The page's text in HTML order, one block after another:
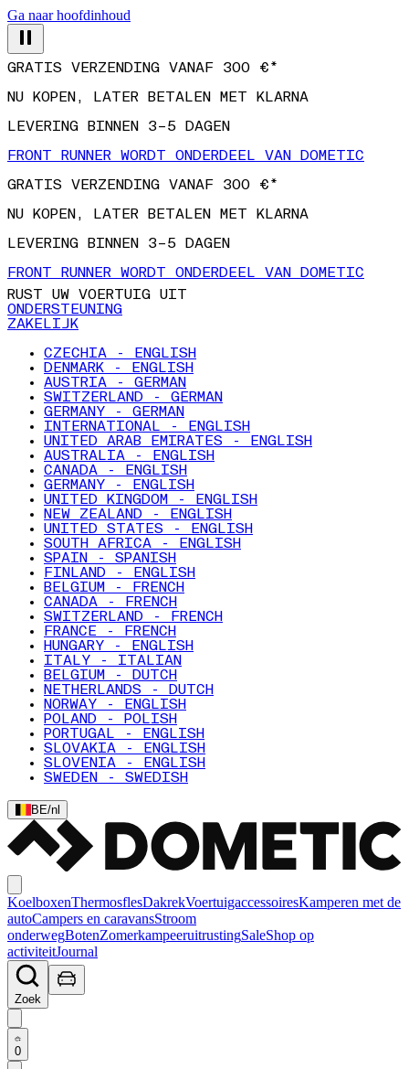
Ga naar hoofdinhoud
NU KOPEN, LATER BETALEN MET KLARNA
LEVERING BINNEN 3–5 DAGEN
FRONT RUNNER WORDT ONDERDEEL VAN DOMETIC
GRATIS VERZENDING VANAF 300 €*
NU KOPEN, LATER BETALEN MET KLARNA
LEVERING BINNEN 3–5 DAGEN
FRONT RUNNER WORDT ONDERDEEL VAN DOMETIC
RUST UW VOERTUIG UIT
ONDERSTEUNING
ZAKELIJK
CZECHIA - ENGLISH
DENMARK - ENGLISH
AUSTRIA - GERMAN
SWITZERLAND - GERMAN
GERMANY - GERMAN
INTERNATIONAL - ENGLISH
UNITED ARAB EMIRATES - ENGLISH
AUSTRALIA - ENGLISH
CANADA - ENGLISH
GERMANY - ENGLISH
UNITED KINGDOM - ENGLISH
NEW ZEALAND - ENGLISH
UNITED STATES - ENGLISH
SOUTH AFRICA - ENGLISH
SPAIN - SPANISH
FINLAND - ENGLISH
BELGIUM - FRENCH
CANADA - FRENCH
SWITZERLAND - FRENCH
FRANCE - FRENCH
HUNGARY - ENGLISH
ITALY - ITALIAN
BELGIUM - DUTCH
NETHERLANDS - DUTCH
NORWAY - ENGLISH
POLAND - POLISH
PORTUGAL - ENGLISH
SLOVAKIA - ENGLISH
SLOVENIA - ENGLISH
SWEDEN - SWEDISH
BE/nl
KoelboxenThermosflesDakrekVoertuigaccessoiresKamperen met de
autoCampers en caravansStroom
onderwegBotenZomerkampeeruitrustingSaleShop op
activiteitJournal
Zoek
0